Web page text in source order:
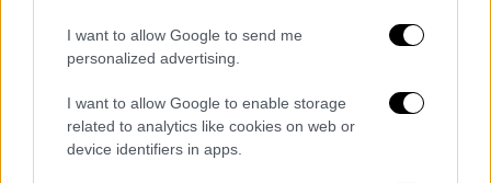
I want to allow Google to send me
personalized advertising.
I want to allow Google to enable storage
related to analytics like cookies on web or
device identifiers in apps.
αρχιτέκτονας του προγράμματος PISA, εξήρε
την Ελλάδα για την εισαγωγή νέων
τεχνολογιών στην εκπαίδευση.
Μια ακόμα σημαντική παρέμβαση από τον